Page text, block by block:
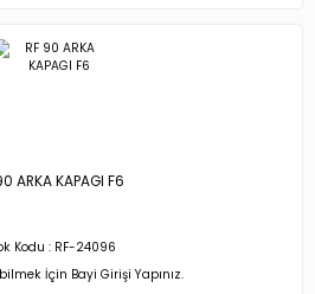
ARKA KAPAGI F6
Kodu : RF-24096
İçin Bayi Girişi Yapınız.